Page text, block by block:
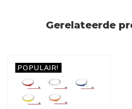
Gerelateerde
POPULAIR!